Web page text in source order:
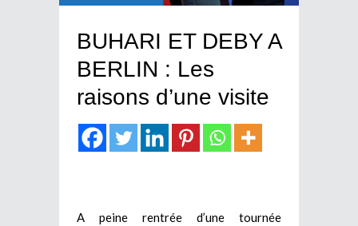
BUHARI ET DEBY A
BERLIN : Les
raisons d’une visite
A peine rentrée d’une tournée